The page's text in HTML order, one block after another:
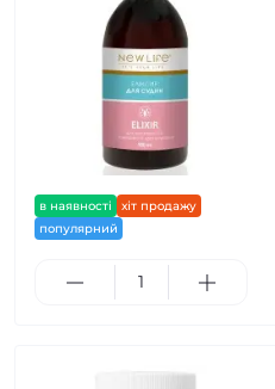
в наявності
хіт продажу
популярний